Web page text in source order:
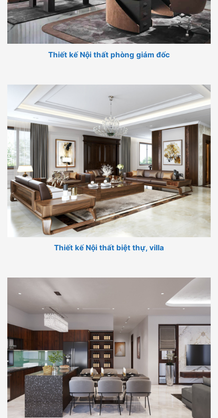
Thiết kế Nội thất phòng giám đốc
Thiết kế Nội thất biệt thự, villa